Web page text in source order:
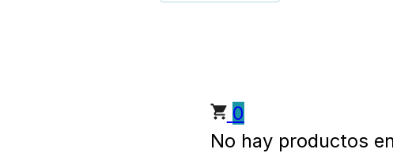
0
No hay productos